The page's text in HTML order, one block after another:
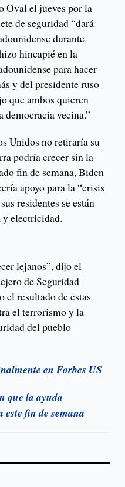
Oval el jueves por la
de seguridad “dará
durante
hincapié en la
para hacer
y del presidente ruso
que ambos quieren
vecina.”
Unidos no retiraría su
podría crecer sin la
fin de semana, Biden
apoyo para la “crisis
residentes se están
y electricidad.
lejanos”, dijo el
de Seguridad
el resultado de estas
el terrorismo y la
del pueblo
en Forbes US
que la ayuda
fin de semana